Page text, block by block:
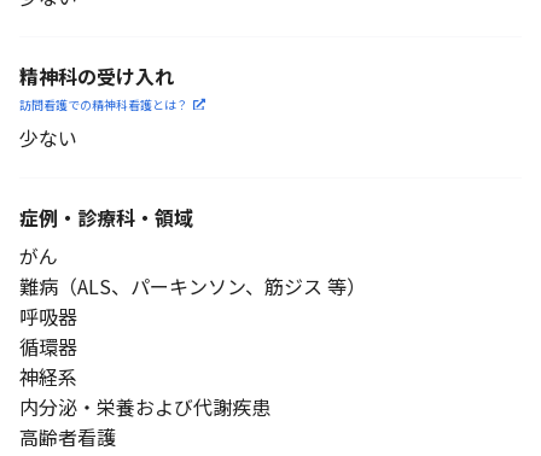
精神科の受け入れ
訪問看護での精神科看護とは？
少ない
症例・診療科・ 領域
がん
難病（ALS、パーキンソン、筋ジス 等）
呼吸器
循環器
神経系
内分泌・栄養および代謝疾患
高齢者看護